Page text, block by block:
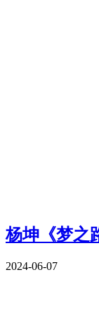
杨坤《梦之
2024-06-07